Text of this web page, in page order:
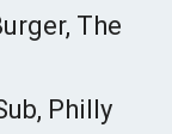
The
Philly